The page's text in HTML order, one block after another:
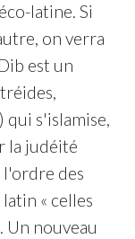
latine. Si
on verra
est un
qui s'islamise,
la judéité
l'ordre des
« celles
Un nouveau